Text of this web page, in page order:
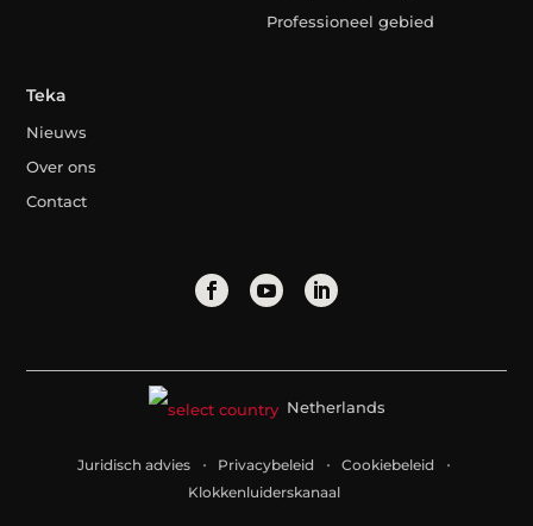
Professioneel gebied
Teka
Nieuws
Over ons
Contact
Netherlands
Juridisch advies Privacybeleid
Cookiebeleid
Klokkenluiderskanaal